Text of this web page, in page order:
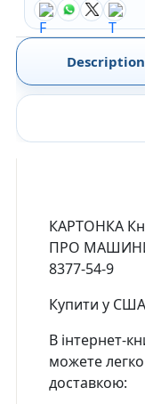
Description
КАРТОНКА
ПРО
8377-54-9
Купити у США
В інтернет-
можете
доставкою: